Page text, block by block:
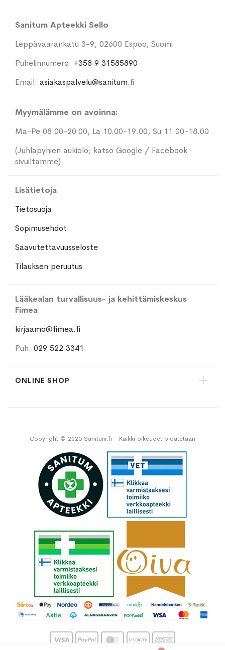
Sanitum Apteekki Sello
Leppävaarankatu 3-9, 02600 Espoo, Suomi
Puhelinnumero: +358 9 31585890
Email: asiakaspalvelu@sanitum.fi
Myymälämme on avoinna:
Ma-Pe 08.00-20.00, La 10.00-19.00, Su 11.00-18.00
(Juhlapyhien aukiolo; katso Google / Facebook
sivuiltamme)
Lisätietoja
Tietosuoja
Sopimusehdot
Saavutettavuusseloste
Tilauksen peruutus
Lääkealan turvallisuus- ja kehittämiskeskus
Fimea
kirjaamo@fimea.fi
Puh. 029 522 3341
ONLINE SHOP
Copyright © 2025 Sanitum.fi - Kaikki oikeudet pidätetään